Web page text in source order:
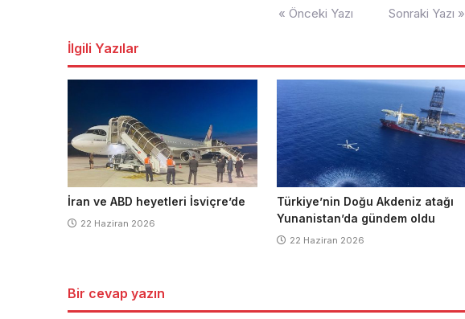
« Önceki Yazı Sonraki Yazı »
İlgili Yazılar
İran ve ABD heyetleri İsviçre’de
22 Haziran 2026
Türkiye’nin Doğu Akdeniz atağı
Yunanistan’da gündem oldu
22 Haziran 2026
Bir cevap yazın